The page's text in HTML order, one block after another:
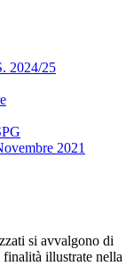
2024/25
2021
si avvalgono di
illustrate nella